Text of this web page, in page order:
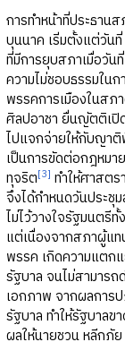
การทำหน้าที่ประธาน
บุนนาค เริ่มตั้งแต่วัน
ที่มีการยุบสภาเมื่อวั
ความไม่ชอบธรรมใน
พรรคการเมืองในสภ
ศิลปอาชา ยื่นญัตติเปิ
ไปแจกจ่ายให้กับญา
เป็นการขัดต่อกฎหมา
ทุจริต[3] ทำให้ศาสต
จึงได้กำหนดวันประ
ไม่ไว้วางใจรัฐมนต
แต่เนื่องจากสภาผู้แ
พรรค เกิดความแตก
รัฐบาล จนไม่สามารถ
เอกภาพ จากผลการ
รัฐบาล ทำให้รัฐบาล
ผลให้นายชวน หลีกภั